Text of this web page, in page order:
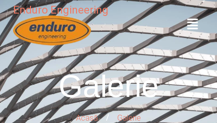
Enduro Engineering
Galerie
Acasă / Galerie